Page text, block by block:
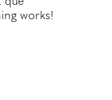
works!